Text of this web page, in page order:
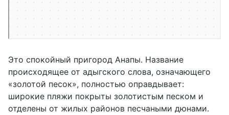
Это спокойный пригород Анапы. Название
происходящее от адыгского слова, означающего
«золотой песок», полностью оправдывает:
широкие пляжи покрыты золотистым песком и
отделены от жилых районов песчаными дюнами.